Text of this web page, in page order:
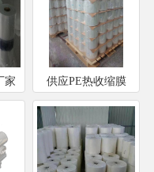
家 供应PE热收缩膜